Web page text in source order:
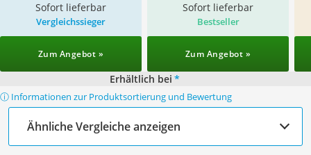
Sofort lieferbar Sofort lieferbar
Vergleichssieger
Zum Angebot »
Bestseller
Zum Angebot »
Erhältlich bei *
ⓘ Informationen zur Produktsortierung und Bewertung
Ähnliche Vergleiche anzeigen